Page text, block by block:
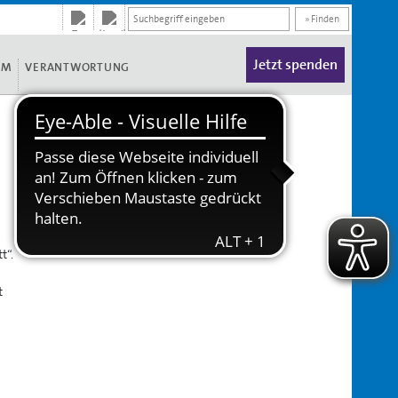
» Finden
VERANTWORTUNG Jetzt spenden